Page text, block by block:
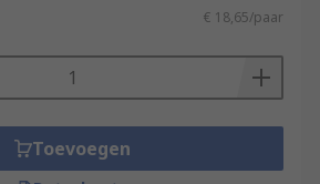
€ 18,65/paar
Toevoegen